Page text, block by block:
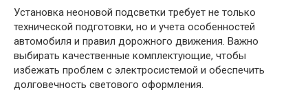
Установка неоновой подсветки требует не только
технической подготовки, но и учета особенностей
автомобиля и правил дорожного движения. Важно
выбирать качественные комплектующие, чтобы
избежать проблем с электросистемой и обеспечить
долговечность светового оформления.